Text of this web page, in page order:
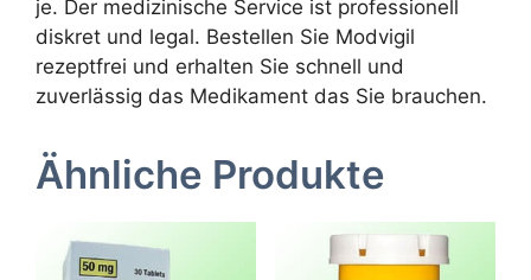
je. Der medizinische Service ist professionell
diskret und legal. Bestellen Sie Modvigil
rezeptfrei und erhalten Sie schnell und
zuverlässig das Medikament das Sie brauchen.
Ähnliche Produkte